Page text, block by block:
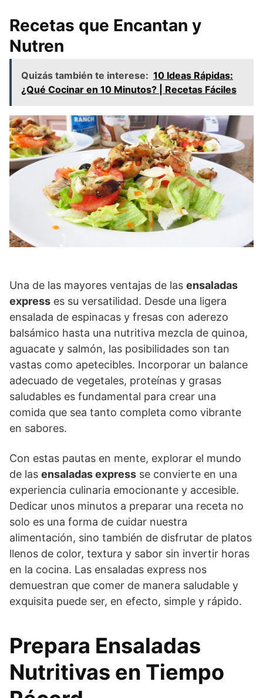
Recetas que Encantan y
Nutren
Quizás también te interese: 10 Ideas Rápidas:
¿Qué Cocinar en 10 Minutos? | Recetas Fáciles
Una de las mayores ventajas de las ensaladas
express es su versatilidad. Desde una ligera
ensalada de espinacas y fresas con aderezo
balsámico hasta una nutritiva mezcla de quinoa,
aguacate y salmón, las posibilidades son tan
vastas como apetecibles. Incorporar un balance
adecuado de vegetales, proteínas y grasas
saludables es fundamental para crear una
comida que sea tanto completa como vibrante
en sabores.
Con estas pautas en mente, explorar el mundo
de las ensaladas express se convierte en una
experiencia culinaria emocionante y accesible.
Dedicar unos minutos a preparar una receta no
solo es una forma de cuidar nuestra
alimentación, sino también de disfrutar de platos
llenos de color, textura y sabor sin invertir horas
en la cocina. Las ensaladas express nos
demuestran que comer de manera saludable y
exquisita puede ser, en efecto, simple y rápido.
Prepara Ensaladas
Nutritivas en Tiempo